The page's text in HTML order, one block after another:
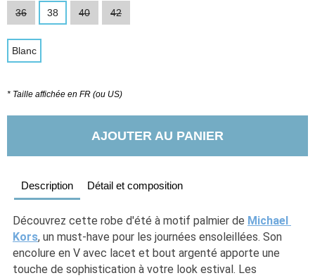
36 38 40 42
Blanc
* Taille affichée en FR (ou US)
AJOUTER AU PANIER
Description Détail et composition
Découvrez cette robe d'été à motif palmier de Michael
Kors, un must-have pour les journées ensoleillées. Son
encolure en V avec lacet et bout argenté apporte une
touche de sophistication à votre look estival. Les